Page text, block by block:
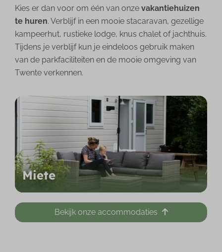
Kies er dan voor om één van onzevakantiehuizen
te huren. Verblijf in een mooie stacaravan, gezellige
kampeerhut, rustieke lodge, knus chalet of jachthuis.
Tijdens je verblijf kun je eindeloos gebruik maken
van de parkfaciliteiten en de mooie omgeving van
Twente verkennen.
Miete
Bekijk onze accommodaties